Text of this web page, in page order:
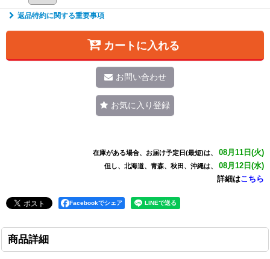
返品特約に関する重要事項
在庫がある場合、お届け予定日(最短)は、 08月11日(火)
但し、北海道、青森、秋田、沖縄は、 08月12日(水)
詳細はこちら
カートに入れる
お問い合わせ
お気に入り登録
Facebookでシェア
商品詳細